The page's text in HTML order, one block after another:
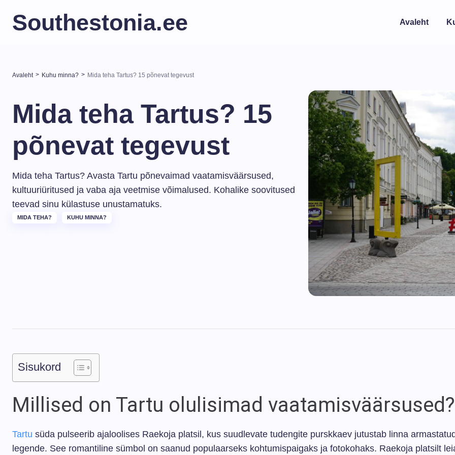
Southestonia.ee Avaleht
Avaleht > Kuhu minna? > Mida teha Tartus? 15 põnevat tegevust
Mida teha Tartus? 15
põnevat tegevust
Mida teha Tartus? Avasta Tartu põnevaimad vaatamisväärsused,
kultuuriüritused ja vaba aja veetmise võimalused. Kohalike soovitused
teevad sinu külastuse unustamatuks.
MIDA TEHA? KUHU MINNA?
Sisukord
Millised on Tartu olulisimad vaatamisväärsused?
Tartu süda pulseerib ajaloolises Raekoja platsil, kus suudlevate tudengite purskkaev jutustab linna
legende. See romantiline sümbol on saanud populaarseks kohtumispaigaks ja fotokohaks. Raekoja platsilt